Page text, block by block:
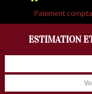
Paiement
ESTIMATION